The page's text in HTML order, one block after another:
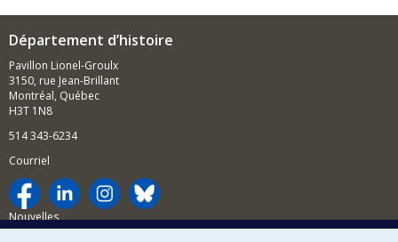
Département d’histoire
Pavillon Lionel-Groulx
3150, rue Jean-Brillant
Montréal, Québec
H3T 1N8
514 343-6234
Courriel
Nouvelles